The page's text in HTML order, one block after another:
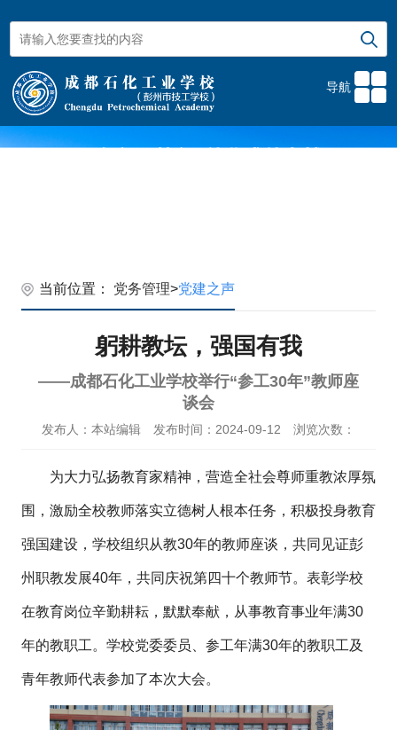
导航
当前位置： 党务管理>党建之声
躬耕教坛，强国有我
——成都石化工业学校举行“参工30年”教师座
谈会
发布人：本站编辑 发布时间：2024-09-12 浏览次数：
为大力弘扬教育家精神，营造全社会尊师重教浓厚氛
围，激励全校教师落实立德树人根本任务，积极投身教育
强国建设，学校组织从教30年的教师座谈，共同见证彭
州职教发展40年，共同庆祝第四十个教师节。表彰学校
在教育岗位辛勤耕耘，默默奉献，从事教育事业年满30
年的教职工。学校党委委员、参工年满30年的教职工及
青年教师代表参加了本次大会。